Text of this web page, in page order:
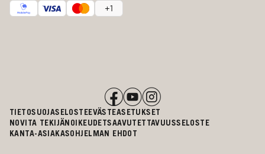
+1
TIETOSUOJASELOSTEEVÄSTEASETUKSET
NOVITA TEKIJÄNOIKEUDETSAAVUTETTAVUUSSELOSTE
KANTA-ASIAKASOHJELMAN EHDOT